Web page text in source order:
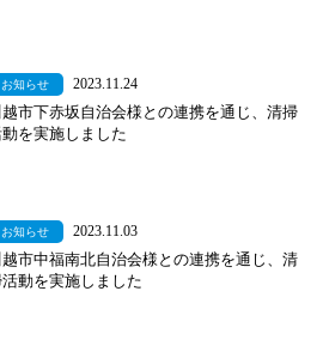
お知らせ 2023.11.24
越市下赤坂自治会様との連携を通じ、清掃
を実施しました
お知らせ 2023.11.03
越市中福南北自治会様との連携を通じ、清
動を実施しました